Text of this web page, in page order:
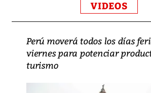
VIDEOS
Perú moverá todos los días
viernes para potenciar
turismo